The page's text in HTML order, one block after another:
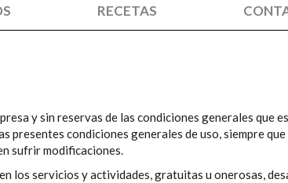
RECETAS
y sin reservas de las condiciones generales que
presentes condiciones generales de uso, siempre
sufrir modificaciones.
los servicios y actividades, gratuitas u onerosas,